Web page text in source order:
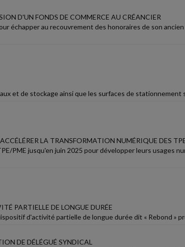
D'UN FONDS DE COMMERCE AU CRÉANCIER
échapper au recouvrement des honoraires de son
et de stockage ainsi que les surfaces de
LA TRANSFORMATION NUMÉRIQUE DES
PME jusqu'en juin 2025 pour développer leurs usages
PARTIELLE DE LONGUE DURÉE
d'activité partielle de longue durée dit « Rebond »
DE DÉLÉGUÉ SYNDICAL